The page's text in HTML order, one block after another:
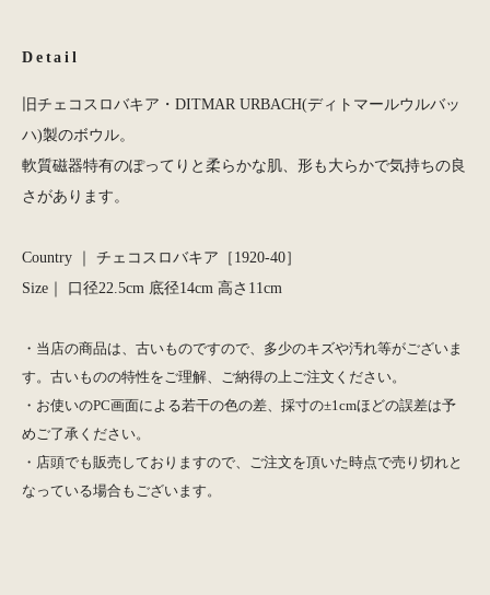
Detail
旧チェコスロバキア・DITMAR URBACH(ディトマールウルバッ
ハ)製のボウル。
軟質磁器特有のぽってりと柔らかな肌、形も大らかで気持ちの良
さがあります。
Country ｜ チェコスロバキア［1920-40］
Size｜ 口径22.5cm 底径14cm 高さ11cm
・当店の商品は、古いものですので、多少のキズや汚れ等がございま
す。古いものの特性をご理解、ご納得の上ご注文ください。
・お使いのPC画面による若干の色の差、採寸の±1cmほどの誤差は予
めご了承ください。
・店頭でも販売しておりますので、ご注文を頂いた時点で売り切れと
なっている場合もございます。